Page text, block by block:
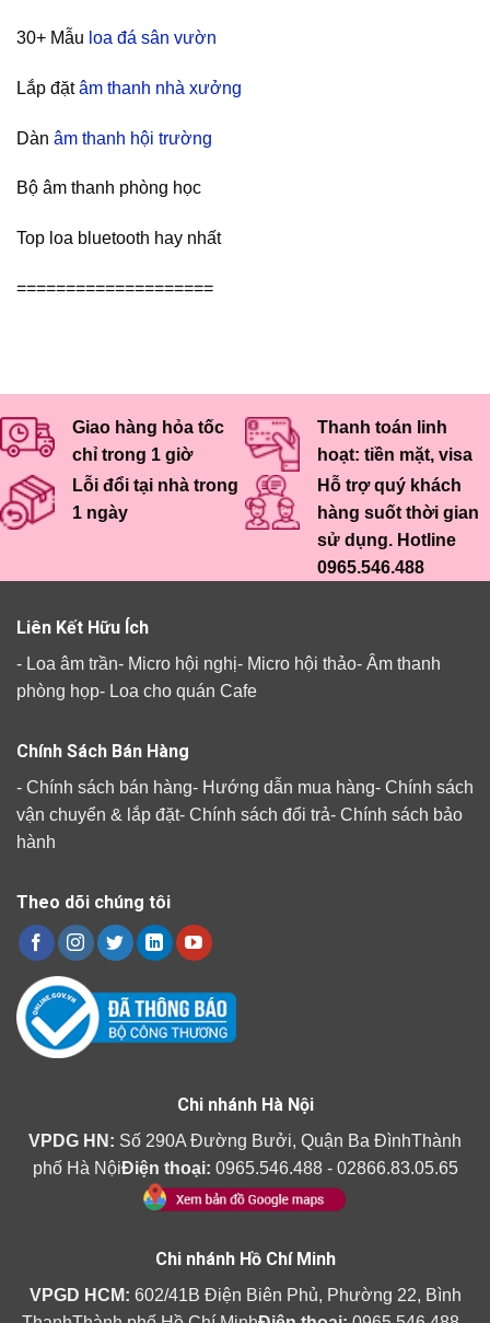
30+ Mẫu loa đá sân vườn
Lắp đặtâm thanh nhà xưởng
Dàn âm thanh hội trường
Bộ âm thanh phòng học
Top loa bluetooth hay nhất
====================
Giao hàng hỏa tốc
chỉ trong 1 giờ
Thanh toán linh
hoạt: tiền mặt, visa
Lỗi đổi tại nhà trong
1 ngày
Hỗ trợ quý khách
hàng suốt thời gian
sử dụng. Hotline
0965.546.488
Liên Kết Hữu Ích
- Loa âm trần- Micro hội nghị- Micro hội thảo- Âm thanh
phòng họp- Loa cho quán Cafe
Chính Sách Bán Hàng
- Chính sách bán hàng- Hướng dẫn mua hàng- Chính sách
vận chuyển & lắp đặt- Chính sách đổi trả- Chính sách bảo
hành
Theo dõi chúng tôi
Chi nhánh Hà Nội
VPDG HN: Số 290A Đường Bưởi, Quận Ba ĐìnhThành
phố Hà NộiĐiện thoại: 0965.546.488 - 02866.83.05.65
Chi nhánh Hồ Chí Minh
VPGD HCM: 602/41B Điện Biên Phủ, Phường 22, Bình